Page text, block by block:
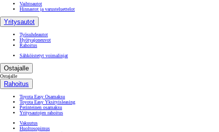
Vaihtoautot
Hinnastot ja varusteluettelot
Yritysautot
Työsuhdeautot
Hyötyajoneuvot
Rahoitus
Sähköistetyt voimalinjat
Ostajalle
Ostajalle
Rahoitus
Toyota Easy Osamaksu
Toyota Easy Yksityisleasing
Perinteinen osamaksu
Yritysautojen rahoitus
Vakuutus
Huoltosopimus